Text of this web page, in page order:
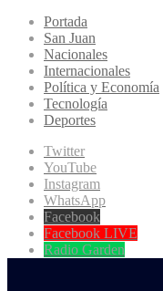
Portada
San Juan
Nacionales
Internacionales
Política y Economía
Tecnología
Deportes
Twitter
YouTube
Instagram
WhatsApp
Facebook
Facebook LIVE
Radio Garden